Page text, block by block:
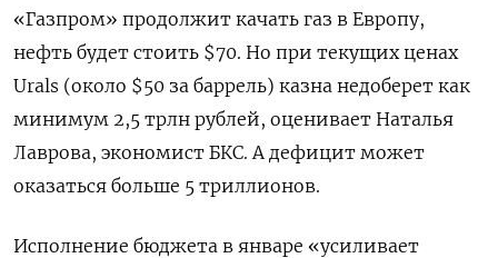
«Газпром» продолжит качать газ в Европу,
нефть будет стоить $70. Но при текущих ценах
Urals (около $50 за баррель) казна недоберет как
минимум 2,5 трлн рублей, оценивает Наталья
Лаврова, экономист БКС. А дефицит может
оказаться больше 5 триллионов.
Исполнение бюджета в январе «усиливает